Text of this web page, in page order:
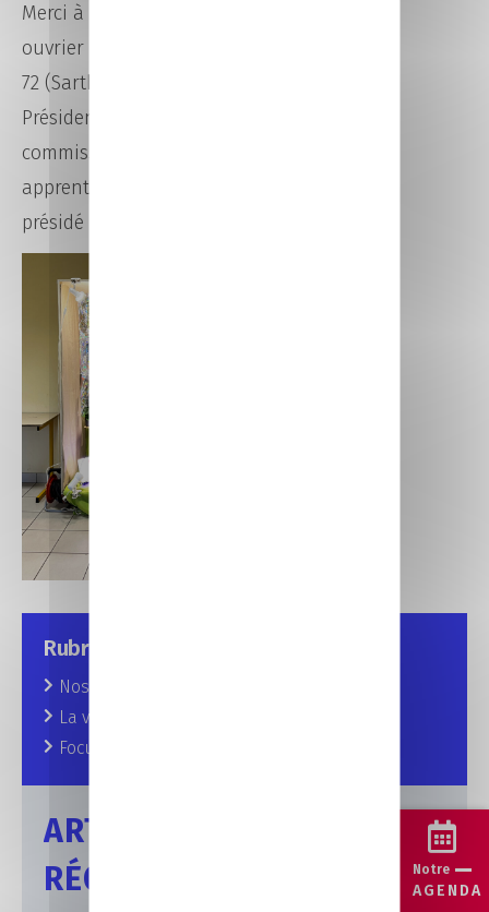
Notre
AGENDA
Merci à
ouvrier de France, Président MOF du
72 (Sarthe) et 53 (Mayenne) et Vice-
Président National de la
commission MAF « Un des Meilleurs
apprentis de France » d’avoir
présidé ce concours.
Rubriques
Nos prochains rendez-vous
La vie au CFA
Focus sur nos formations
ARTICLES
RÉCENTS